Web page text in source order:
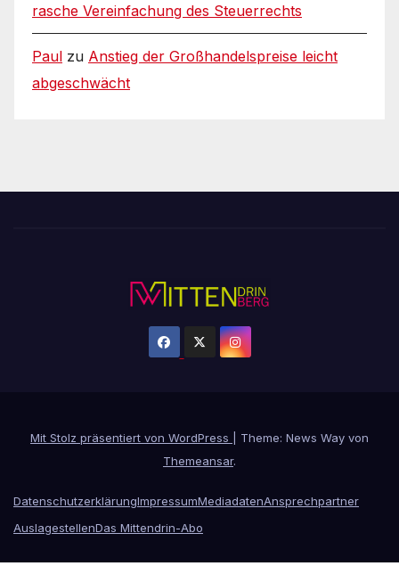
rasche Vereinfachung des Steuerrechts
Paul zu Anstieg der Großhandelspreise leicht
abgeschwächt
Mit Stolz präsentiert von WordPress
Theme: News Way von
Themeansar.
DatenschutzerklärungImpressumMediadatenAnsprechpartner
AuslagestellenDas Mittendrin-Abo